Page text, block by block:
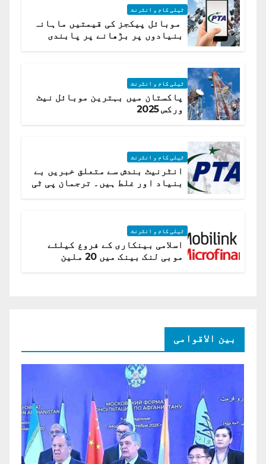
ٹیلی کام و انٹرنٹ
موبائل پیکجز کی قیمتیں ماہانہ
بنیادوں پر بڑھانے پر پابندی
ٹیلی کام و انٹرنٹ
پاکستان میں بہترین موبائل نیٹ
ورکس 2025
ٹیلی کام و انٹرنٹ
انٹرنیٹ بندش سے متعلق خبریں بے
بنیاد اور غلط ہیں۔ ترجمان پی ٹی
ٹیلی کام و انٹرنٹ
اسلامی بینکاری کے فروغ کیلئے
موبی لنک بینک میں 20 ملین
بین الاقوامی